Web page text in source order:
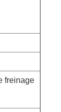
freinage